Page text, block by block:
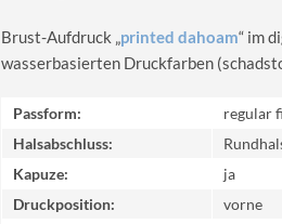
Brust-Aufdruck „printed dahoam“ im
wasserbasierten Druckfarben
Passform:
regular
Halsabschluss:
Kapuze:
ja
Druckposition:
vorne